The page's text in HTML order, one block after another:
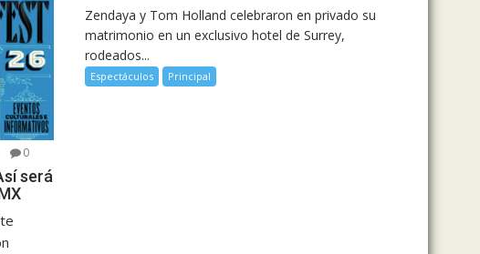
0
será
Zendaya y Tom Holland celebraron en privado su
matrimonio en un exclusivo hotel de Surrey,
rodeados...
Espectáculos Principal